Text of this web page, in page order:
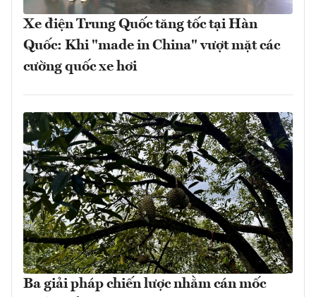
Xe điện Trung Quốc tăng tốc tại Hàn
Quốc: Khi "made in China" vượt mặt các
cường quốc xe hơi
Ba giải pháp chiến lược nhằm cán mốc